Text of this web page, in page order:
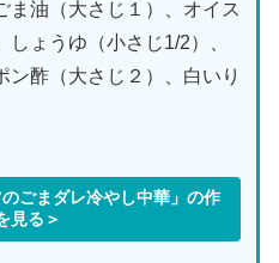
ま油（大さじ１）、オイス
ょうゆ（小さじ1/2）、
ン酢（大さじ２）、白いり
ごまダレ冷やし中華」の作
見る＞